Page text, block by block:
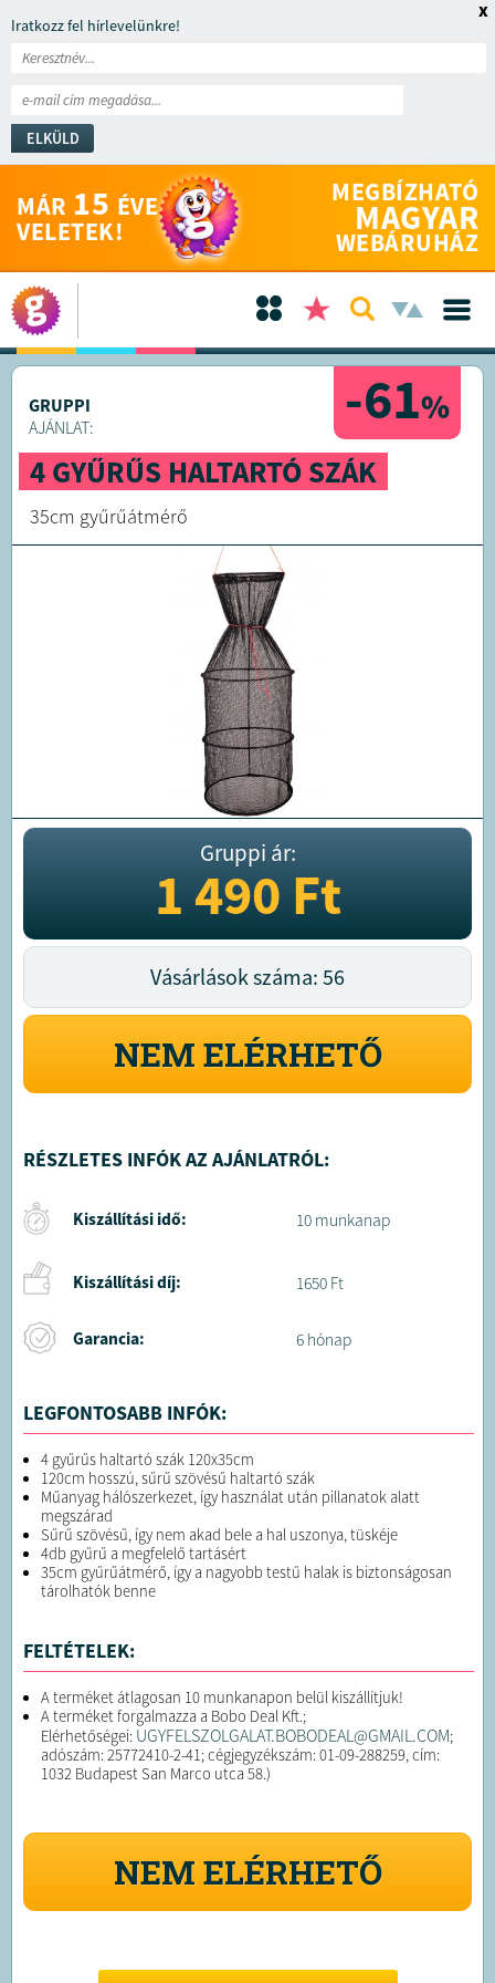
Iratkozz fel hírlevelünkre!
ELKÜLD
x
MÁR 15 ÉVE
VELETEK!
MEGBÍZHATÓ
MAGYAR
WEBÁRUHÁZ
-61%
GRUPPI
AJÁNLAT:
4 GYŰRŰS HALTARTÓ SZÁK
35cm gyűrűátmérő
Gruppi ár:
1 490Ft
Vásárlások száma: 56
NEM ELÉRHETŐ
RÉSZLETES INFÓK AZ AJÁNLATRÓL:
Kiszállítási idő: 10 munkanap
Kiszállítási díj: 1650 Ft
Garancia: 6 hónap
LEGFONTOSABB INFÓK:
4 gyűrűs haltartó szák 120x35cm
120cm hosszú, sűrű szövésű haltartó szák
Műanyag hálószerkezet, így használat után pillanatok alatt
megszárad
Sűrű szövésű, így nem akad bele a hal uszonya, tüskéje
4db gyűrű a megfelelő tartásért
35cm gyűrűátmérő, így a nagyobb testű halak is biztonságosan
tárolhatók benne
FELTÉTELEK:
A terméket átlagosan 10 munkanapon belül kiszállítjuk!
A terméket forgalmazza a Bobo Deal Kft.;
Elérhetőségei: UGYFELSZOLGALAT.BOBODEAL@GMAIL.COM;
adószám: 25772410-2-41; cégjegyzékszám: 01-09-288259, cím:
1032 Budapest San Marco utca 58.)
NEM ELÉRHETŐ